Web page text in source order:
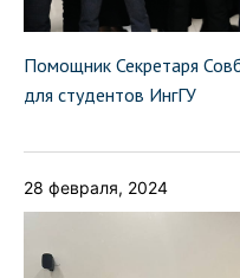
Помощник Секретаря
для студентов ИнгГУ
28 февраля, 2024